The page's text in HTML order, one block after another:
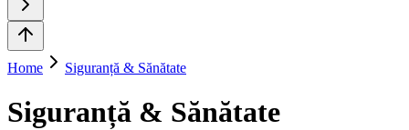
Home Siguranță & Sănătate
Siguranță & Sănătate